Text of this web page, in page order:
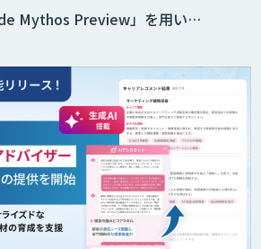
CAIWA Service Viii（カイワサービスヴィ
）
データ作成ツール
ニーズを理解する対話型AIエージェント
「AI’mON for 展示会」
Mythos Preview」を用い…